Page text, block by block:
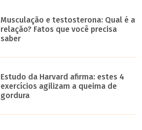
Musculação e testosterona: Qual é a
relação? Fatos que você precisa
saber
Estudo da Harvard afirma: estes 4
exercícios agilizam a queima de
gordura